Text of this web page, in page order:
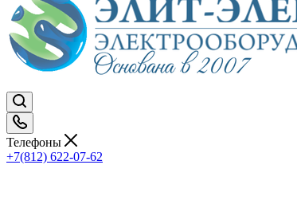
Телефоны
+7(812) 622-07-62